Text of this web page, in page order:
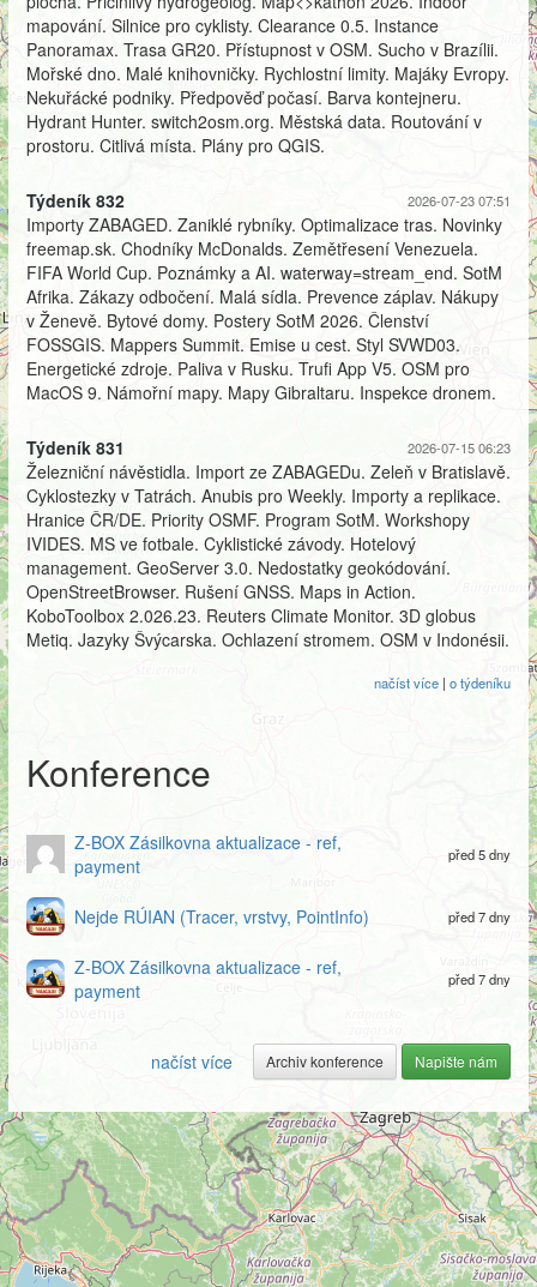
mapování. Silnice pro cyklisty. Clearance 0.5. Instance
Panoramax. Trasa GR20. Přístupnost v OSM. Sucho v Brazílii.
Mořské dno. Malé knihovničky. Rychlostní limity. Majáky Evropy.
Nekuřácké podniky. Předpověď počasí. Barva kontejneru.
Hydrant Hunter. switch2osm.org. Městská data. Routování v
prostoru. Citlivá místa. Plány pro QGIS.
2026-07-23 07:51
Týdeník 832
Importy ZABAGED. Zaniklé rybníky. Optimalizace tras. Novinky
freemap.sk. Chodníky McDonalds. Zemětřesení Venezuela.
FIFA World Cup. Poznámky a AI. waterway=stream_end. SotM
Afrika. Zákazy odbočení. Malá sídla. Prevence záplav. Nákupy
v Ženevě. Bytové domy. Postery SotM 2026. Členství
FOSSGIS. Mappers Summit. Emise u cest. Styl SVWD03.
Energetické zdroje. Paliva v Rusku. Trufi App V5. OSM pro
MacOS 9. Námořní mapy. Mapy Gibraltaru. Inspekce dronem.
2026-07-15 06:23
Týdeník 831
Železniční návěstidla. Import ze ZABAGEDu. Zeleň v Bratislavě.
Cyklostezky v Tatrách. Anubis pro Weekly. Importy a replikace.
Hranice ČR/DE. Priority OSMF. Program SotM. Workshopy
IVIDES. MS ve fotbale. Cyklistické závody. Hotelový
management. GeoServer 3.0. Nedostatky geokódování.
OpenStreetBrowser. Rušení GNSS. Maps in Action.
KoboToolbox 2.026.23. Reuters Climate Monitor. 3D globus
Metiq. Jazyky Švýcarska. Ochlazení stromem. OSM v Indonésii.
načíst více | o týdeníku
Konference
Z-BOX Zásilkovna aktualizace - ref,
payment
před 5 dny
Nejde RÚIAN (Tracer, vrstvy, PointInfo) před 7 dny
Z-BOX Zásilkovna aktualizace - ref,
payment
před 7 dny
načíst více Archiv konference Napište nám